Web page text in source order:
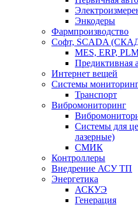
Энкодеры
Фармпроизводство
Софт, SCADA
MES, ERP,
Предиктивная
Интернет вещей
Системы
Транспорт
Вибромониторинг
Системы для
лазерные)
СМИК
Контроллеры
Внедрение АСУ ТП
Энергетика
АСКУЭ
Генерация